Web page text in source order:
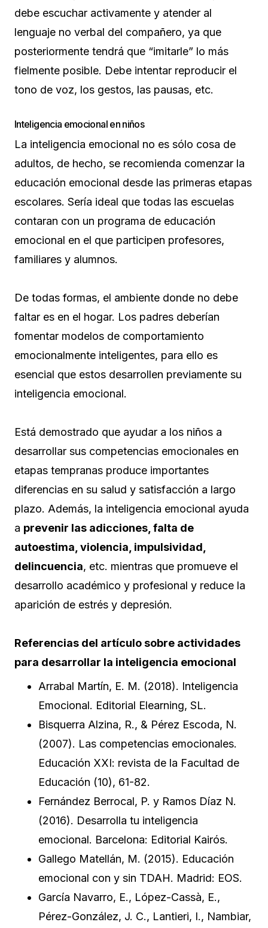
debe escuchar activamente y atender al
lenguaje no verbal del compañero, ya que
posteriormente tendrá que “imitarle” lo más
fielmente posible. Debe intentar reproducir el
tono de voz, los gestos, las pausas, etc.
Inteligencia emocional en niños
La inteligencia emocional no es sólo cosa de
adultos, de hecho, se recomienda comenzar la
educación emocional desde las primeras etapas
escolares. Sería ideal que todas las escuelas
contaran con un programa de educación
emocional en el que participen profesores,
familiares y alumnos.
De todas formas, el ambiente donde no debe
faltar es en el hogar. Los padres deberían
fomentar modelos de comportamiento
emocionalmente inteligentes, para ello es
esencial que estos desarrollen previamente su
inteligencia emocional.
Está demostrado que ayudar a los niños a
desarrollar sus competencias emocionales en
etapas tempranas produce importantes
diferencias en su salud y satisfacción a largo
plazo. Además, la inteligencia emocional ayuda
a prevenir las adicciones, falta de
autoestima, violencia, impulsividad,
delincuencia, etc. mientras que promueve el
desarrollo académico y profesional y reduce la
aparición de estrés y depresión.
Referencias del artículo sobre actividades
para desarrollar la inteligencia emocional
Arrabal Martín, E. M. (2018). Inteligencia
Emocional. Editorial Elearning, SL.
Bisquerra Alzina, R., & Pérez Escoda, N.
(2007). Las competencias emocionales.
Educación XXI: revista de la Facultad de
Educación (10), 61-82.
Fernández Berrocal, P. y Ramos Díaz N.
(2016). Desarrolla tu inteligencia
emocional. Barcelona: Editorial Kairós.
Gallego Matellán, M. (2015). Educación
emocional con y sin TDAH. Madrid: EOS.
García Navarro, E., López-Cassà, E.,
Pérez-González, J. C., Lantieri, I., Nambiar,